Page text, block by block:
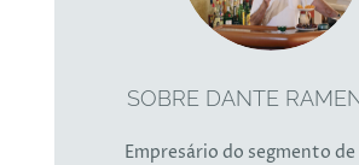
SOBRE DANTE
Empresário do segmento de